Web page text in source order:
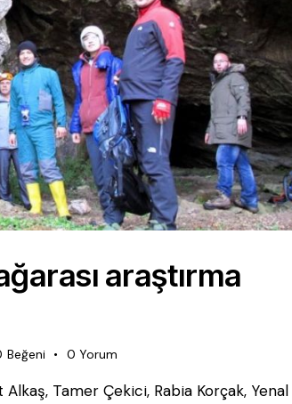
araştırma
Beğeni 0 Yorum
Tamer Çekici, Rabia Korçak, Yenal